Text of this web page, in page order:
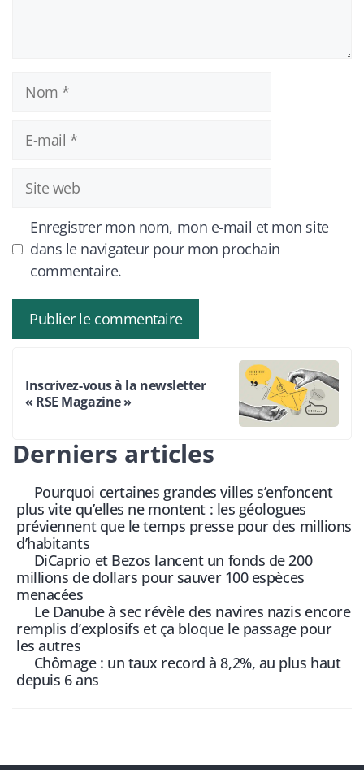
mail
Site
web
Enregistrer mon nom, mon e-mail et mon site
dans le navigateur pour mon prochain
commentaire.
Inscrivez-vous à la newsletter
« RSE Magazine »
Derniers articles
Pourquoi certaines grandes villes s’enfoncent
plus vite qu’elles ne montent : les géologues
préviennent que le temps presse pour des millions
d’habitants
DiCaprio et Bezos lancent un fonds de 200
millions de dollars pour sauver 100 espèces
menacées
Le Danube à sec révèle des navires nazis encore
remplis d’explosifs et ça bloque le passage pour
les autres
Chômage : un taux record à 8,2%, au plus haut
depuis 6 ans